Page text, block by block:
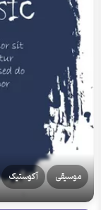
موسیقی آکوستیک